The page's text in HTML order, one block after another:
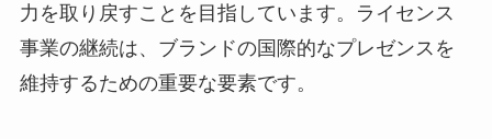
力を取り戻すことを目指しています。ライセンス
事業の継続は、ブランドの国際的なプレゼンスを
維持するための重要な要素です。